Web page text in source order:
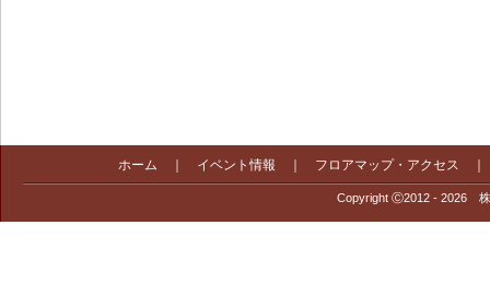
ホーム イベント情報 フロアマップ・アクセス
Copyright Ⓒ2012 - 2026 株